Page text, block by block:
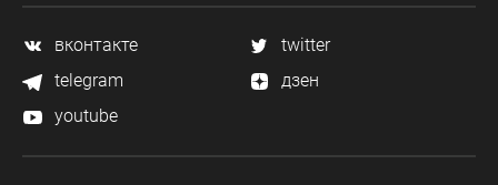
вконтакте
twitter
telegram
дзен
youtube